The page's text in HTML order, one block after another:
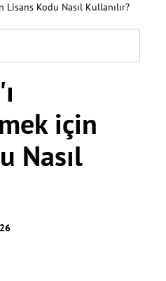
Kodu Nasıl Kullanılır?
için
Nasıl